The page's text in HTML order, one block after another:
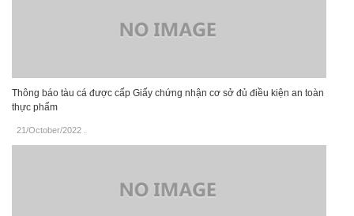
Thông báo tàu cá được cấp Giấy chứng nhận cơ sở đủ điều kiện an toàn
thực phẩm
21/October/2022